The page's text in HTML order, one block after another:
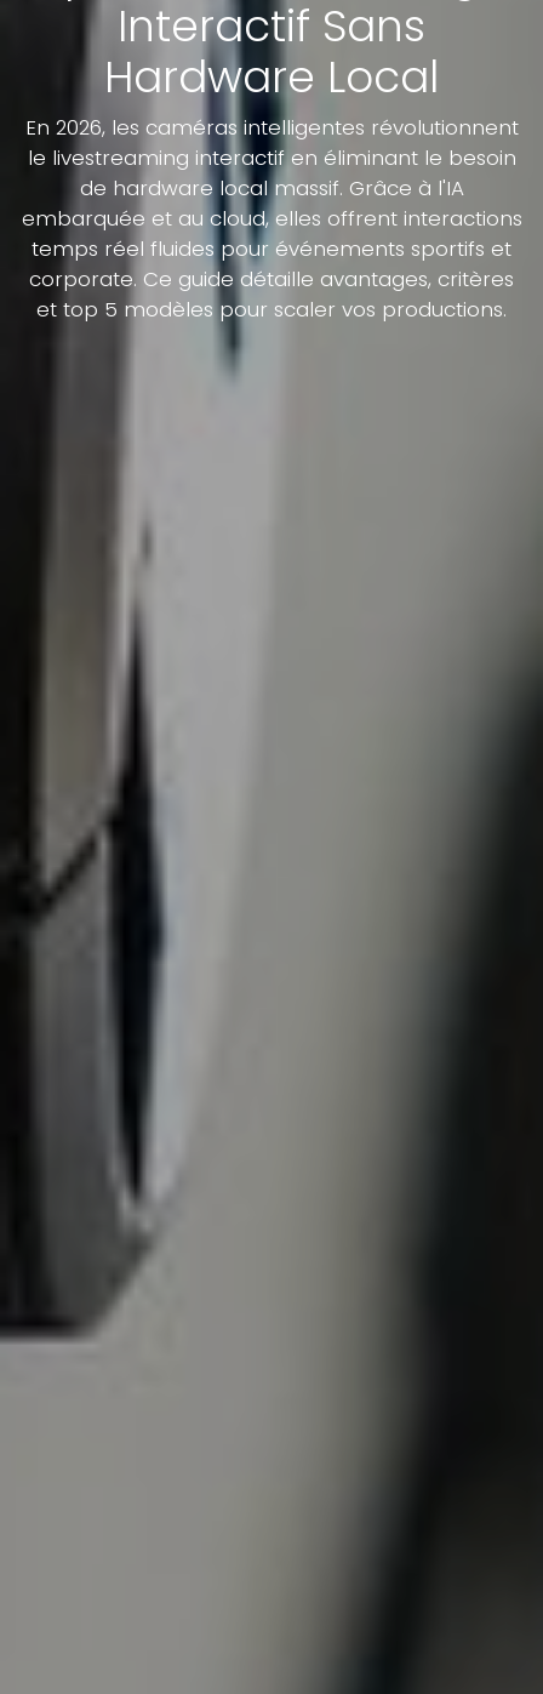
Interactif Sans
Hardware Local
En 2026, les caméras intelligentes révolutionnent
le livestreaming interactif en éliminant le besoin
de hardware local massif. Grâce à l'IA
embarquée et au cloud, elles offrent interactions
temps réel fluides pour événements sportifs et
corporate. Ce guide détaille avantages, critères
et top 5 modèles pour scaler vos productions.